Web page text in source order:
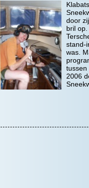
door
bril
stand-
was.
tussen
2006